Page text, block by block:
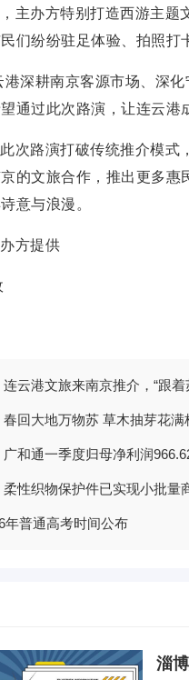
主办方特别打造西游主题
们纷纷驻足体验、拍照打
港深耕南京客源市场、深
通过此次路演，让连云港
次路演打破传统推介模式
的文旅合作，推出更多
意与浪漫。
方提供
春回大地万物苏 草木抽芽花满
年普通高考时间公布
淄